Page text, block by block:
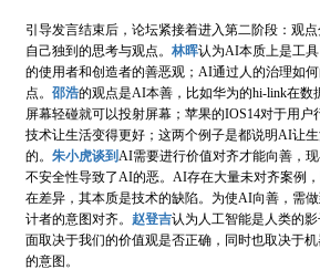
引导发言结束后，论坛紧接着进入第二阶段：观
自己独到的思考与观点。 林晖认为AI本质上是工
的使用者和创造者的善恶观；AI通过人的治理如
点。 邵浩的观点是AI本善，比如华为的hi-link在数
屏幕轻碰就可以投射屏幕；苹果的IOS14对于用户
技术让生活变得更好；这两个例子是都说明AI让
的。 朱小虎谈到AI需要进行价值对齐才能向善，
不安全性导致了AI的恶。AI存在大量未对齐案例
在差异，其本质是技术的缺陷。为使AI向善，需
计者的意图对齐。 赵登吉认为人工智能是人类的
面取决于我们的价值观是否正确，同时也取决于
的意图。